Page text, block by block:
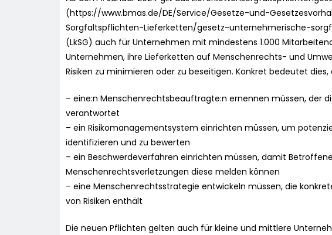
(https://www.bmas.de/DE/Service/Gesetze-und-
Sorgfaltspflichten-Lieferketten/gesetz-unternehmerische-
(LkSG) auch für Unternehmen mit mindestens 1.000
Unternehmen, ihre Lieferketten auf Menschenrechts- und
Risiken zu minimieren oder zu beseitigen. Konkret bedeutet
– eine:n Menschenrechtsbeauftragte:n ernennen müssen, der
verantwortet
– ein Risikomanagementsystem einrichten müssen, um
identifizieren und zu bewerten
– ein Beschwerdeverfahren einrichten müssen, damit
Menschenrechtsverletzungen diese melden können
– eine Menschenrechtsstrategie entwickeln müssen, die
von Risiken enthält
Die neuen Pflichten gelten auch für kleine und mittlere